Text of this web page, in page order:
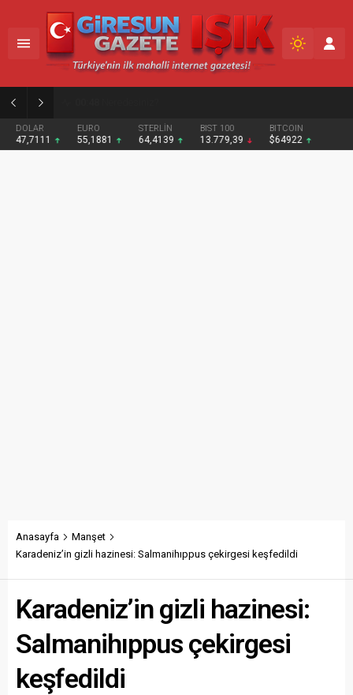
DOLAR
47,7111
EURO
55,1881
STERLİN
64,4139
BIST 100
13.779,39
BITCOIN
$64922
Anasayfa
Manşet
Karadeniz’in gizli hazinesi: Salmanihıppus çekirgesi keşfedildi
Karadeniz’in gizli hazinesi:
Salmanihıppus çekirgesi
keşfedildi